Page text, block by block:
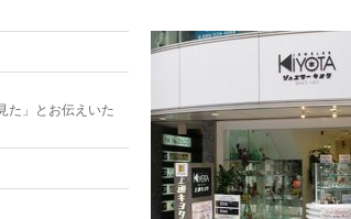
た」とお伝えいた